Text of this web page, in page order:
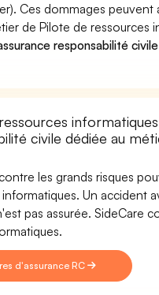
Ces dommages
de Pilote de
responsabilité civile
civile dédiée au
les grands risques
Un accident
pas assurée. SideCare
d'assurance RC